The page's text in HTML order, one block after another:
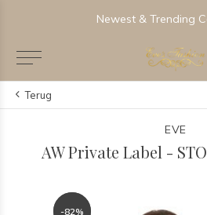
Newest & Trending
Terug
EVE
AW Private Label -
-82%
-82%